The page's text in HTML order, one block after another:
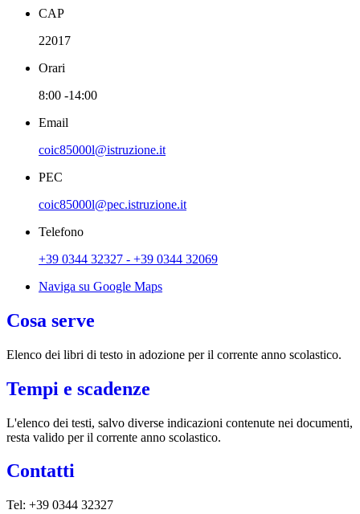
CAP
22017
Orari
8:00 -14:00
Email
coic85000l@istruzione.it
PEC
coic85000l@pec.istruzione.it
Telefono
+39 0344 32327 - +39 0344 32069
Naviga su Google Maps
Cosa serve
Elenco dei libri di testo in adozione per il corrente anno scolastico.
Tempi e scadenze
L'elenco dei testi, salvo diverse indicazioni contenute nei documenti,
resta valido per il corrente anno scolastico.
Contatti
Tel: +39 0344 32327